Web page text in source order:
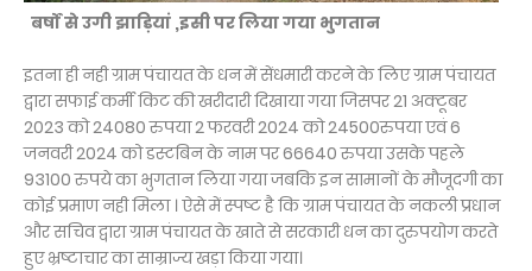
बर्षों से उगी झाड़ियां ,इसी पर लिया गया भुगतान
इतना ही नही ग्राम पंचायत के धन में सेंधमारी करने के लिए ग्राम पंचायत
द्वारा सफाई कर्मी किट की खरीदारी दिखाया गया जिसपर 21 अक्टूबर
2023 को 24080 रुपया 2 फरवरी 2024 को 24500रुपया एवं 6
जनवरी 2024 को डस्टबिन के नाम पर 66640 रुपया उसके पहले
93100 रुपये का भुगतान लिया गया जबकि इन सामानों के मौजूदगी का
कोई प्रमाण नही मिला । ऐसे में स्पष्ट है कि ग्राम पंचायत के नकली प्रधान
और सचिव द्वारा ग्राम पंचायत के खाते से सरकारी धन का दुरुपयोग करते
हुए भ्रष्टाचार का साम्राज्य खड़ा किया गया।